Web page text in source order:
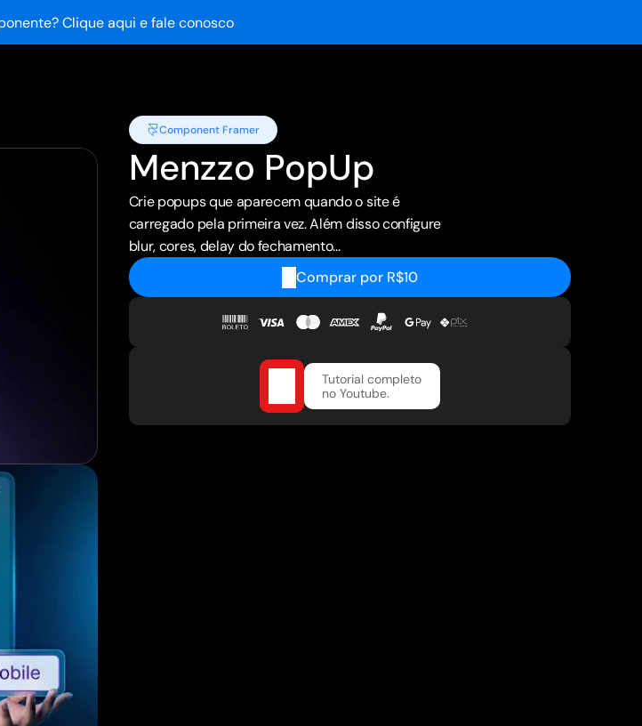
Clique aqui e fale conosco
Component Framer
Menzzo PopUp
Crie popups que aparecem quando o site é
carregado pela primeira vez. Além disso configure
blur, cores, delay do fechamento...
Comprar por R$10
Tutorial completo
no Youtube.